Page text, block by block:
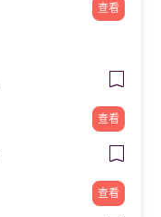
查看
查看
查看